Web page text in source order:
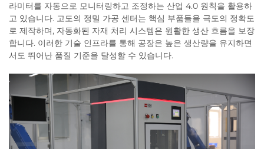
라미터를 자동으로 모니터링하고 조정하는 산업 4.0 원칙을 활용하
고 있습니다. 고도의 정밀 가공 센터는 핵심 부품들을 극도의 정확도
로 제작하며, 자동화된 자재 처리 시스템은 원활한 생산 흐름을 보장
합니다. 이러한 기술 인프라를 통해 공장은 높은 생산량을 유지하면
서도 뛰어난 품질 기준을 달성할 수 있습니다.